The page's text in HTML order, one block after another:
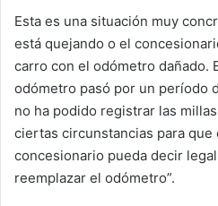
Esta es una situación muy
está quejando o el
carro con el odómetro dañado.
odómetro pasó por un período
no ha podido registrar las
ciertas circunstancias para que
concesionario pueda decir
reemplazar el odómetro”.